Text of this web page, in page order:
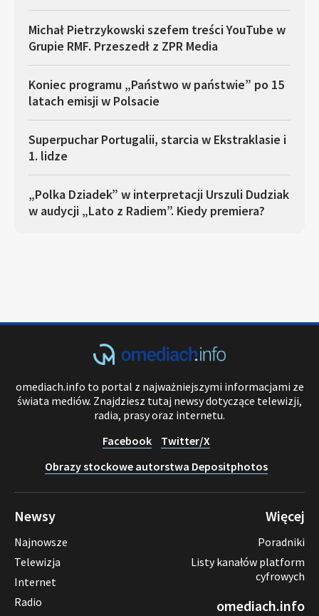
Michał Pietrzykowski szefem treści YouTube w
Grupie RMF. Przeszedł z ZPR Media
Koniec programu „Państwo w państwie” po 15
latach emisji w Polsacie
Superpuchar Portugalii, starcia w Ekstraklasie i
1. lidze
„Polka Dziadek” w interpretacji Urszuli Dudziak
w audycji „Lato z Radiem”. Kiedy premiera?
omediach.info to portal z najważniejszymi informacjami ze
świata mediów. Znajdziesz tutaj newsy dotyczące telewizji,
radia, prasy oraz internetu.
Facebook
Twitter/X
Obrazy stockowe autorstwa Depositphotos
Newsy
Najnowsze
Telewizja
Internet
Radio
Więcej
Poradniki
Listy kanałów platform
cyfrowych
omediach.info